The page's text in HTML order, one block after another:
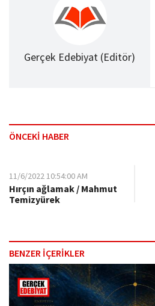
Gerçek Edebiyat (Editör)
ÖNCEKİ HABER
11/6/2022 10:54:00 AM
Hırçın ağlamak / Mahmut
Temizyürek
BENZER İÇERİKLER